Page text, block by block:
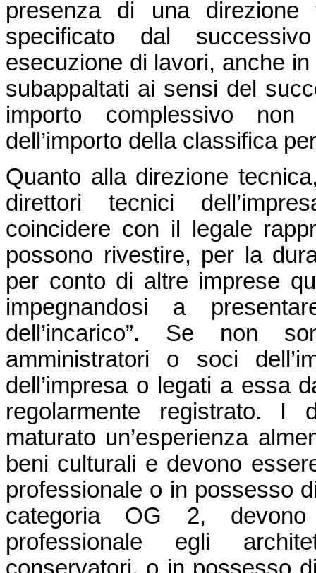
presenza di una direzione
specificato dal
esecuzione di lavori, anche
subappaltati ai sensi del
importo complessivo
dell’importo della classifica
Quanto alla direzione
direttori tecnici
coincidere con il legale
possono rivestire, per la
per conto di altre imprese
impegnandosi a
dell’incarico”. Se non
amministratori o soci
dell’impresa o legati a essa
regolarmente registrato. I
maturato un’esperienza
beni culturali e devono
professionale o in possesso
categoria OG 2, devono
professionale egli
conservatori, o in possesso